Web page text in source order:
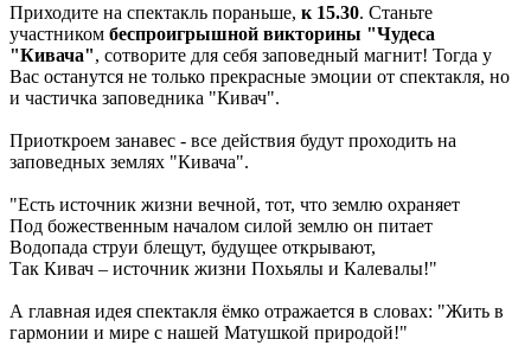
Приходите на спектакль пораньше, к 15.30. Станьте
участником беспроигрышной викторины "Чудеса
"Кивача", сотворите для себя заповедный магнит! Тогда у
Вас останутся не только прекрасные эмоции от спектакля, но
и частичка заповедника "Кивач".
Приоткроем занавес - все действия будут проходить на
заповедных землях "Кивача".
"Есть источник жизни вечной, тот, что землю охраняет
Под божественным началом силой землю он питает
Водопада струи блещут, будущее открывают,
Так Кивач – источник жизни Похьялы и Калевалы!"
А главная идея спектакля ёмко отражается в словах: "Жить в
гармонии и мире с нашей Матушкой природой!"